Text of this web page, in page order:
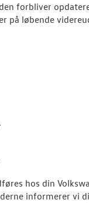
forbliver
på løbende
hos din
informerer vi